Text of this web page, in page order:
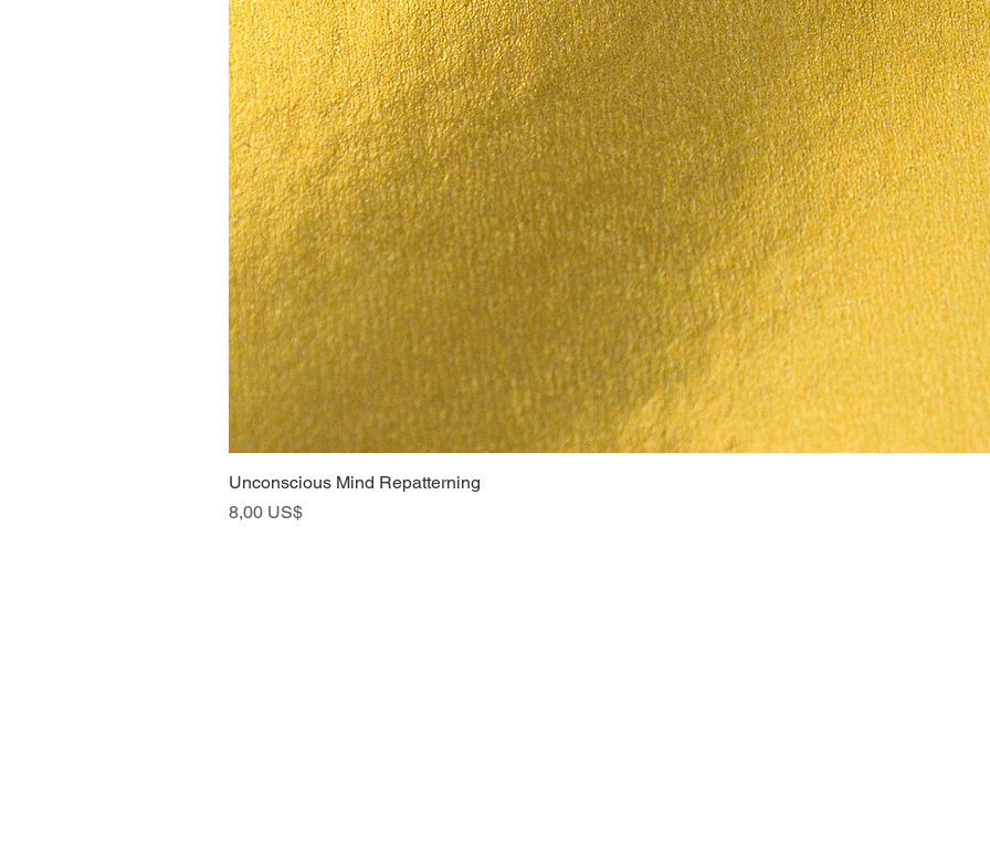
Unconscious Mind Repatterning
Precio
8,00 US$